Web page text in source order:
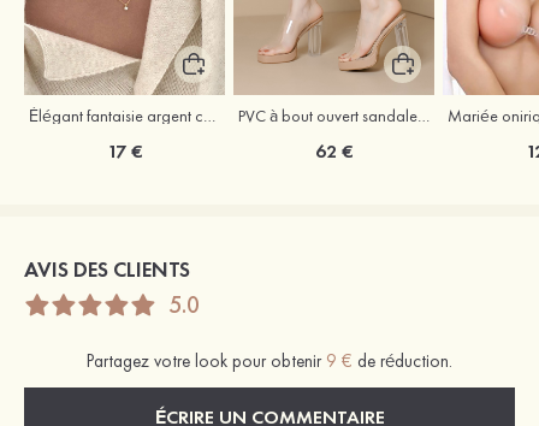
17 € 62 €
AVIS DES CLIENTS
5.0
Partagez votre look pour obtenir 9 € de réduction.
ÉCRIRE UN COMMENTAIRE